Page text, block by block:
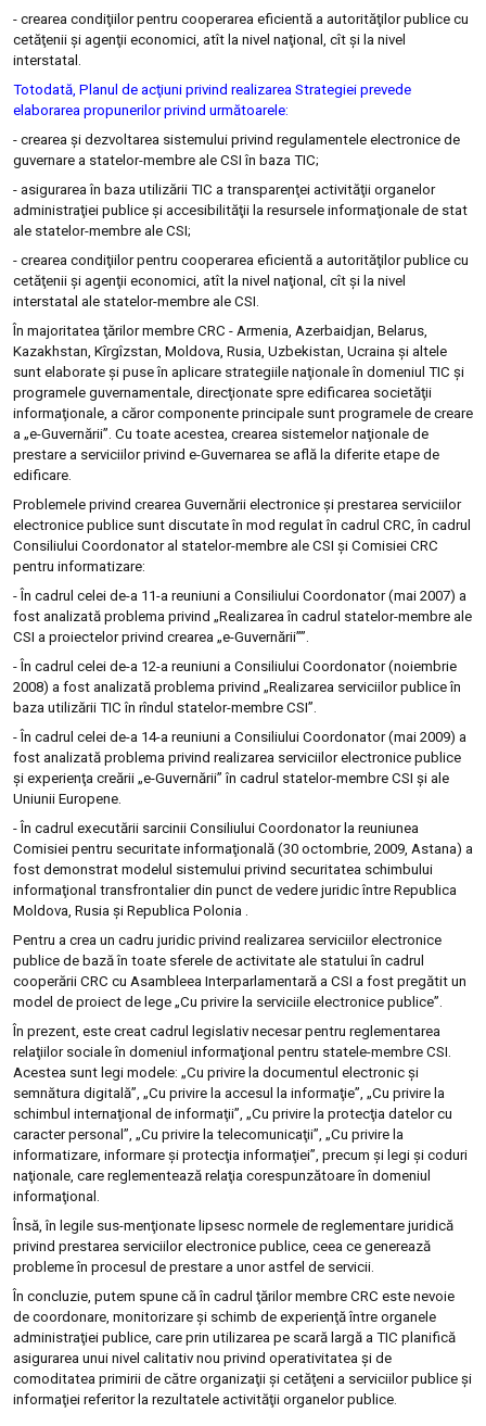
- crearea condiţiilor pentru cooperarea eficientă a autorităţilor publice cu
cetăţenii şi agenţii economici, atît la nivel naţional, cît şi la nivel
interstatal.
Totodată, Planul de acţiuni privind realizarea Strategiei prevede
elaborarea propunerilor privind următoarele:
- crearea şi dezvoltarea sistemului privind regulamentele electronice de
guvernare a statelor-membre ale CSI în baza TIC;
- asigurarea în baza utilizării TIC a transparenţei activităţii organelor
administraţiei publice şi accesibilităţii la resursele informaţionale de stat
ale statelor-membre ale CSI;
- crearea condiţiilor pentru cooperarea eficientă a autorităţilor publice cu
cetăţenii şi agenţii economici, atît la nivel naţional, cît şi la nivel
interstatal ale statelor-membre ale CSI.
În majoritatea ţărilor membre CRC - Armenia, Azerbaidjan, Belarus,
Kazakhstan, Kîrgîzstan, Moldova, Rusia, Uzbekistan, Ucraina şi altele
sunt elaborate şi puse în aplicare strategiile naţionale în domeniul TIC şi
programele guvernamentale, direcţionate spre edificarea societăţii
informaţionale, a căror componente principale sunt programele de creare
a „e-Guvernării”. Cu toate acestea, crearea sistemelor naţionale de
prestare a serviciilor privind e-Guvernarea se află la diferite etape de
edificare.
Problemele privind crearea Guvernării electronice şi prestarea serviciilor
electronice publice sunt discutate în mod regulat în cadrul CRC, în cadrul
Consiliului Coordonator al statelor-membre ale CSI şi Comisiei CRC
pentru informatizare:
- În cadrul celei de-a 11-a reuniuni a Consiliului Coordonator (mai 2007) a
fost analizată problema privind „Realizarea în cadrul statelor-membre ale
CSI a proiectelor privind crearea „e-Guvernării””.
- În cadrul celei de-a 12-a reuniuni a Consiliului Coordonator (noiembrie
2008) a fost analizată problema privind „Realizarea serviciilor publice în
baza utilizării TIC în rîndul statelor-membre CSI”.
- În cadrul celei de-a 14-a reuniuni a Consiliului Coordonator (mai 2009) a
fost analizată problema privind realizarea serviciilor electronice publice
şi experienţa creării „e-Guvernării” în cadrul statelor-membre CSI şi ale
Uniunii Europene.
- În cadrul executării sarcinii Consiliului Coordonator la reuniunea
Comisiei pentru securitate informaţională (30 octombrie, 2009, Astana) a
fost demonstrat modelul sistemului privind securitatea schimbului
informaţional transfrontalier din punct de vedere juridic între Republica
Moldova, Rusia şi Republica Polonia .
Pentru a crea un cadru juridic privind realizarea serviciilor electronice
publice de bază în toate sferele de activitate ale statului în cadrul
cooperării CRC cu Asambleea Interparlamentară a CSI a fost pregătit un
model de proiect de lege „Cu privire la serviciile electronice publice”.
În prezent, este creat cadrul legislativ necesar pentru reglementarea
relaţiilor sociale în domeniul informaţional pentru statele-membre CSI.
Acestea sunt legi modele: „Cu privire la documentul electronic şi
semnătura digitală”, „Cu privire la accesul la informaţie”, „Cu privire la
schimbul internaţional de informaţii”, „Cu privire la protecţia datelor cu
caracter personal”, „Cu privire la telecomunicaţii”, „Cu privire la
informatizare, informare şi protecţia informaţiei”, precum şi legi şi coduri
naţionale, care reglementează relaţia corespunzătoare în domeniul
informaţional.
Însă, în legile sus-menţionate lipsesc normele de reglementare juridică
privind prestarea serviciilor electronice publice, ceea ce generează
probleme în procesul de prestare a unor astfel de servicii.
În concluzie, putem spune că în cadrul ţărilor membre CRC este nevoie
de coordonare, monitorizare şi schimb de experienţă între organele
administraţiei publice, care prin utilizarea pe scară largă a TIC planifică
asigurarea unui nivel calitativ nou privind operativitatea şi de
comoditatea primirii de către organizaţii şi cetăţeni a serviciilor publice şi
informaţiei referitor la rezultatele activităţii organelor publice.